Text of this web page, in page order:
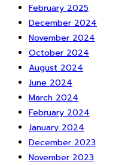
February 2025
December 2024
November 2024
October 2024
August 2024
June 2024
March 2024
February 2024
January 2024
December 2023
November 2023